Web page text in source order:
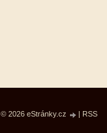
© 2026 eStránky.cz | RSS